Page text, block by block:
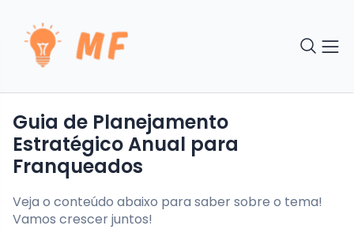
Guia de Planejamento
Estratégico Anual para
Franqueados
Veja o conteúdo abaixo para saber sobre o tema!
Vamos crescer juntos!